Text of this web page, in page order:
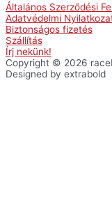
Általános Szerződési
Adatvédelmi
Biztonságos fizetés
Szállítás
Írj nekünk!
Copyright © 2026
Designed by extrabold